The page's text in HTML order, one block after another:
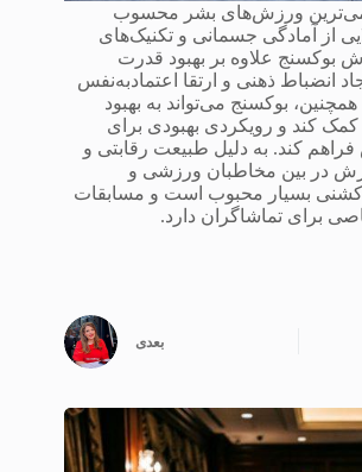
ورزش‌های بشر محسوب
از آمادگی جسمانی و تکنیک‌های
بوکسنج علاوه بر بهبود قدرت
انضباط ذهنی و ارتقا اعتمادبه‌نفس
بوکسنج می‌تواند به بهبود
کند و رویکردی بهبودی برای
کند. به دلیل طبیعت رقابتی و
در بین مخاطبان ورزشی و
بسیار محبوب است و مسابقات
برای تماشاگران دارد.
بعدی